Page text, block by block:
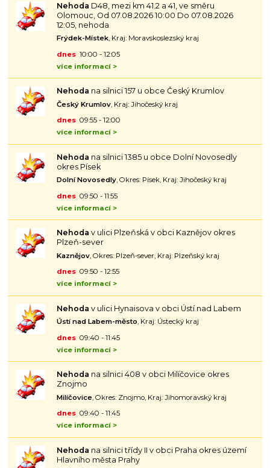
Nehoda D48, mezi km 41.2 a 41, ve směru
Olomouc, Od 07.08.2026 10:00 Do 07.08.2026
12:05, nehoda
Frýdek-Místek, Kraj: Moravskoslezský kraj
dnes 10:00 - 12:05
více informací >
Nehoda na silnici 157 u obce Český Krumlov
Český Krumlov , Kraj: Jihočeský kraj
dnes 09:55 - 12:00
více informací >
Nehoda na silnici 1385 u obce Dolní Novosedly
okres Písek
Dolní Novosedly, Okres: Písek, Kraj: Jihočeský kraj
dnes 09:50 - 11:55
více informací >
Nehoda v ulici Plzeňská v obci Kaznějov okres
Plzeň-sever
Kaznějov , Okres: Plzeň-sever, Kraj: Plzeňský kraj
dnes 09:50 - 12:55
více informací >
Nehoda v ulici Hynaisova v obci Ústí nad Labem
Ústí nad Labem-město, Kraj: Ústecký kraj
dnes 09:40 - 11:45
více informací >
Nehoda na silnici 408 v obci Milíčovice okres
Znojmo
Milíčovice , Okres: Znojmo, Kraj: Jihomoravský kraj
dnes 09:40 - 11:45
více informací >
Nehoda na silnici třídy II v obci Praha okres území
Hlavního města Prahy